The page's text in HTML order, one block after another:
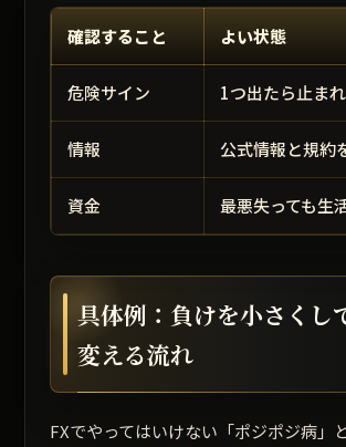
確認すること よい状態
危険サイン 1つ出たら止ま
情報 公式情報と規約
資金 最悪失っても生
具体例：負けを小さくし
変える流れ
FXでやってはいけない「ポジポジ病」